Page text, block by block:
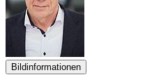
Bildinformationen